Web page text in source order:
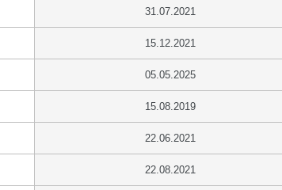
31.07.2021
15.12.2021
05.05.2025
15.08.2019
22.06.2021
22.08.2021